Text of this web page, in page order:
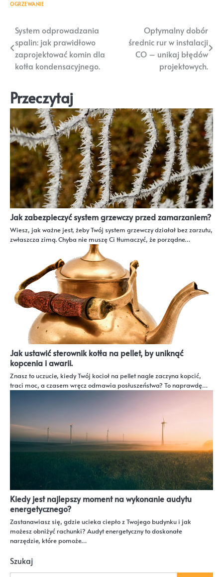
OGRZEWANIE
Nawigacja
wpisu
System odprowadzania
spalin: jak prawidłowo
zaprojektować komin dla
kotła kondensacyjnego.
Optymalny dobór
średnic rur w instalacji
CO – unikaj błędów
projektowych.
Przeczytaj
Jak zabezpieczyć system grzewczy przed zamarzaniem?
Wiesz, jak ważne jest, żeby Twój system grzewczy działał bez zarzutu,
zwłaszcza zimą. Chyba nie muszę Ci tłumaczyć, że porządne…
Jak ustawić sterownik kotła na pellet, by uniknąć
kopcenia i awarii.
Znasz to uczucie, kiedy Twój kocioł na pellet nagle zaczyna kopcić,
traci moc, a czasem wręcz odmawia posłuszeństwa? To naprawdę…
Kiedy jest najlepszy moment na wykonanie audytu
energetycznego?
Zastanawiasz się, gdzie ucieka ciepło z Twojego budynku i jak
możesz obniżyć rachunki? Audyt energetyczny to doskonałe
narzędzie, które pomoże…
Szukaj